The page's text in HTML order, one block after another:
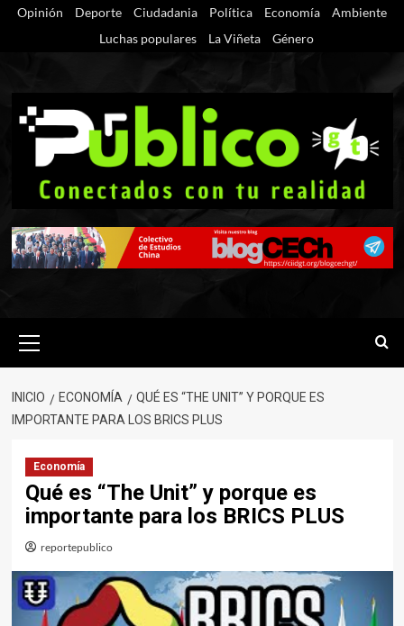
SaltarOpinión Deporte Ciudadania Política Economía
Ambiente
Luchas populares
La Viñeta Género
primario
INICIO ECONOMÍA
QUÉ ES “THE UNIT” Y PORQUE ES
IMPORTANTE PARA LOS BRICS PLUS
Economía
Qué es “The Unit” y porque es
importante para los BRICS PLUS
reportepublico